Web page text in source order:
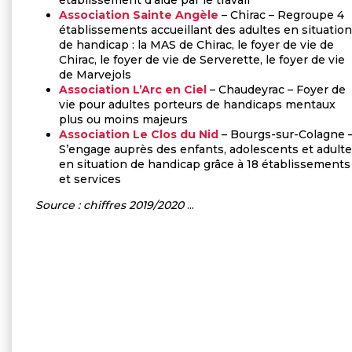
Association Sainte Angèle – Chirac – Regroupe 4
établissements accueillant des adultes en situation
de handicap : la MAS de Chirac, le foyer de vie de
Chirac, le foyer de vie de Serverette, le foyer de vie
de Marvejols
Association L’Arc en Ciel – Chaudeyrac – Foyer de
vie pour adultes porteurs de handicaps mentaux
plus ou moins majeurs
Association Le Clos du Nid – Bourgs-sur-Colagne
S’engage auprès des enfants, adolescents et
en situation de handicap grâce à 18 établissements
et services
Source : chiffres 2019/2020...